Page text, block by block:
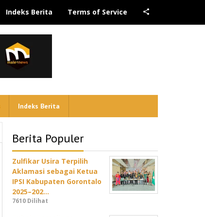
Indeks Berita Terms of Service
Indeks Berita
Berita Populer
Zulfikar Usira Terpilih
Aklamasi sebagai Ketua
IPSI Kabupaten Gorontalo
2025–202…
7610 Dilihat